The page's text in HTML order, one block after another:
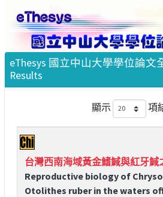
eThesys 國立中山大學學位論文
Results
顯示 項
台灣西南海域黃金鰭䱛與紅牙䱛
Reproductive biology of
Otolithes ruber in the waters